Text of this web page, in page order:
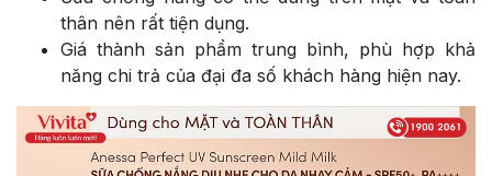
thân nên rất tiện dụng.
Giá thành sản phẩm trung bình, phù hợp khả
năng chi trả của đại đa số khách hàng hiện nay.